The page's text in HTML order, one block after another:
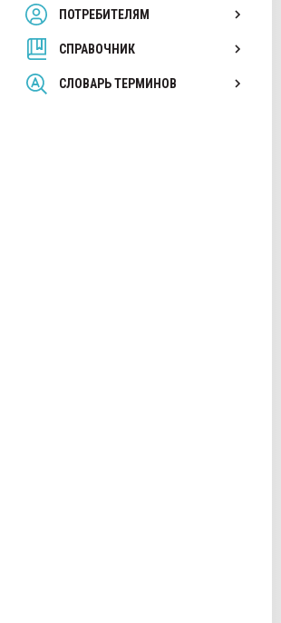
ПОТРЕБИТЕЛЯМ
СПРАВОЧНИК
СЛОВАРЬ ТЕРМИНОВ